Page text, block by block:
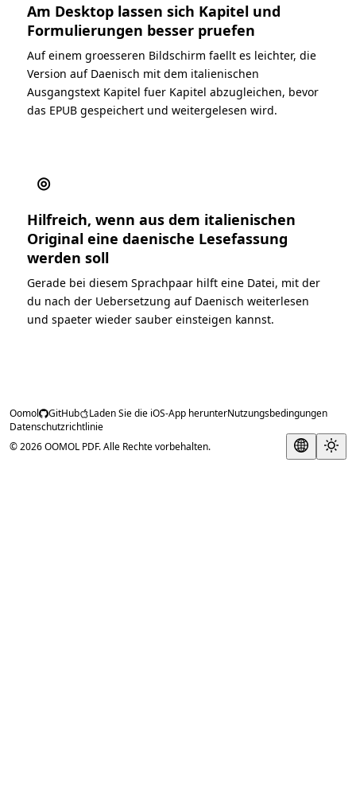
Am Desktop lassen sich Kapitel und
Formulierungen besser pruefen
Auf einem groesseren Bildschirm faellt es leichter, die
Version auf Daenisch mit dem italienischen
Ausgangstext Kapitel fuer Kapitel abzugleichen, bevor
das EPUB gespeichert und weitergelesen wird.
◎
Hilfreich, wenn aus dem italienischen
Original eine daenische Lesefassung
werden soll
Gerade bei diesem Sprachpaar hilft eine Datei, mit der
du nach der Uebersetzung auf Daenisch weiterlesen
und spaeter wieder sauber einsteigen kannst.
Oomol GitHub Laden Sie die iOS-App herunterNutzungsbedingungen
Datenschutzrichtlinie
© 2026 OOMOL PDF. Alle Rechte vorbehalten.